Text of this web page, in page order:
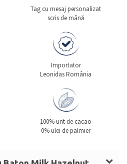
Tag cu mesaj personalizat
scris de mână
Importator
Leonidas România
100% unt de cacao
0% ulei de palmier